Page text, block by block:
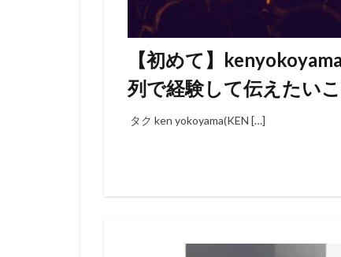
【初めて】
列で経験して伝えたい
タク ken yokoyama(KEN […]